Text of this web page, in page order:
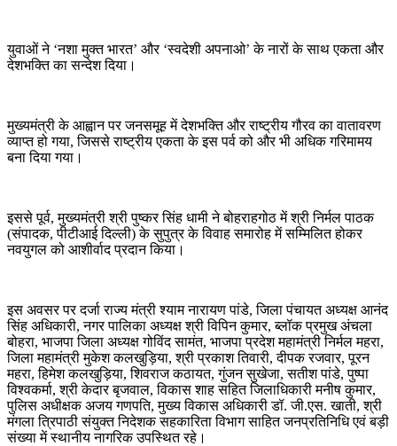
युवाओं ने ‘नशा मुक्त भारत’ और ‘स्वदेशी अपनाओ’ के नारों के साथ एकता और
देशभक्ति का सन्देश दिया।
मुख्यमंत्री के आह्वान पर जनसमूह में देशभक्ति और राष्ट्रीय गौरव का वातावरण
व्याप्त हो गया, जिससे राष्ट्रीय एकता के इस पर्व को और भी अधिक गरिमामय
बना दिया गया।
इससे पूर्व, मुख्यमंत्री श्री पुष्कर सिंह धामी ने बोहराहगोठ में श्री निर्मल पाठक
(संपादक, पीटीआई दिल्ली) के सुपुत्र के विवाह समारोह में सम्मिलित होकर
नवयुगल को आशीर्वाद प्रदान किया।
इस अवसर पर दर्जा राज्य मंत्री श्याम नारायण पांडे, जिला पंचायत अध्यक्ष आनंद
सिंह अधिकारी, नगर पालिका अध्यक्ष श्री विपिन कुमार, ब्लॉक प्रमुख अंचला
बोहरा, भाजपा जिला अध्यक्ष गोविंद सामंत, भाजपा प्रदेश महामंत्री निर्मल महरा,
जिला महामंत्री मुकेश कलखुड़िया, श्री प्रकाश तिवारी, दीपक रजवार, पूरन
महरा, हिमेश कलखुड़िया, शिवराज कठायत, गुंजन सुखेजा, सतीश पांडे, पुष्पा
विश्वकर्मा, श्री केदार बृजवाल, विकास शाह सहित जिलाधिकारी मनीष कुमार,
पुलिस अधीक्षक अजय गणपति, मुख्य विकास अधिकारी डॉ. जी.एस. खाती, श्री
मंगला त्रिपाठी संयुक्त निदेशक सहकारिता विभाग साहित जनप्रतिनिधि एवं बड़ी
संख्या में स्थानीय नागरिक उपस्थित रहे।